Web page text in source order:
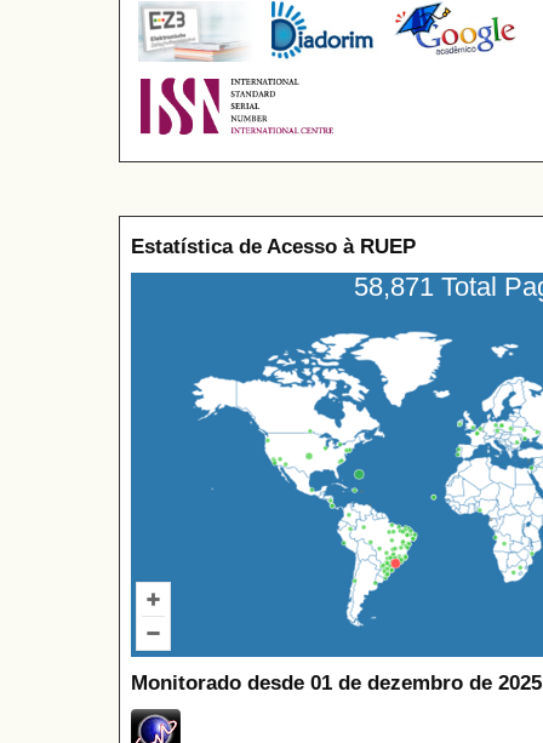
Estatística de Acesso à RUEP
58,871 Total
Monitorado desde 01 de dezembro de